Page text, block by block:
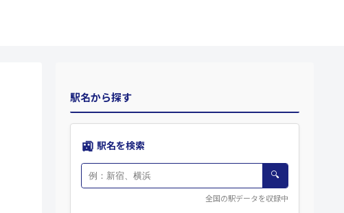
駅名から探す
🚉 駅名を検索
🔍
全国の駅データを収録中